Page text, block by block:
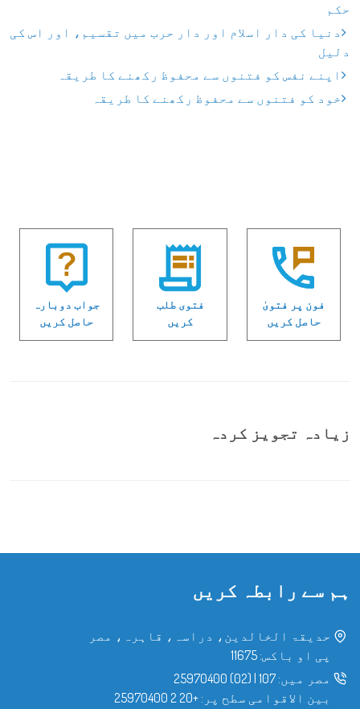
حکم
دنیا کی دار اسلام اور دار حرب میں تقسیم، اور اس کی
دلیل
اپنے نفس کو فتنوں سے محفوظ رکھنے کا طریقہ
خود کو فتنوں سے محفوظ رکھنے کا طریقہ
فون پر فتویٰ
حاصل کریں
فتوی طلب
کریں
جواب دوبارہ
حاصل کریں
زیادہ تجویز کردہ
ہم سے رابطہ کریں
حدیقۃ الخالدین، دراسہ، قاہرہ، مصر
پی او باکس: 11675
مصر میں: 107
|
(02) 25970400
بین الاقوامی سطح پر: +20 2 25970400